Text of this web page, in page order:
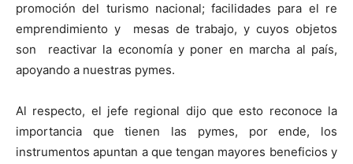
promoción del turismo nacional; facilidades para el re
emprendimiento y mesas de trabajo, y cuyos objetos
son reactivar la economía y poner en marcha al país,
apoyando a nuestras pymes.
Al respecto, el jefe regional dijo que esto reconoce la
importancia que tienen las pymes, por ende, los
instrumentos apuntan a que tengan mayores beneficios y